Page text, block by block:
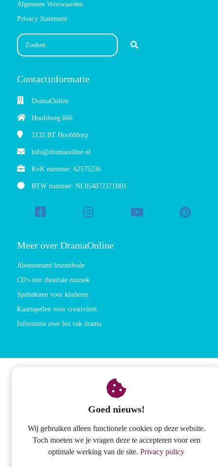
Algemene Voorwaarden
Privacy Statement
Contactinformatie
DramaOnline
Hoofdweg 666
2132 BT Hoofddorp
info@dramaonline.nl
KvK nummer: 62575236
BTW nummer: NL854872371B01
Meer over DramaOnline
Abonnement lesmethode
CD's met theatrale muziek
Spelteksten voor kinderen
Kaartspellen voor creativiteit
Informatie over het vak drama
Goed nieuws!
Wij gebruiken alleen functionele cookies op deze website.
Toch moeten we je vragen deze te accepteren voor een
optimale werking van de site. Privacy policy